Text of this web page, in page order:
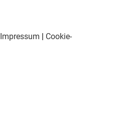
Impressum | Cookie-